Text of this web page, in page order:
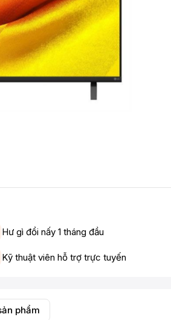
Hư gì đổi nấy 1 tháng đầu
Kỹ thuật viên hỗ trợ trực tuyến
phẩm